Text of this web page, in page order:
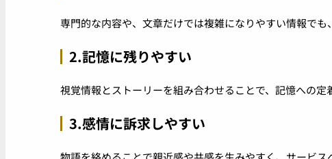
専門的な内容や、文章だけでは複雑になりやすい情報でも
2.記憶に残りやすい
視覚情報とストーリーを組み合わせることで、記憶への定
3.感情に訴求しやすい